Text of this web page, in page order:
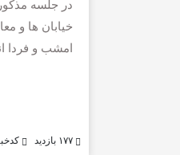
در جلسه
امشب و فردا
کدخبر: